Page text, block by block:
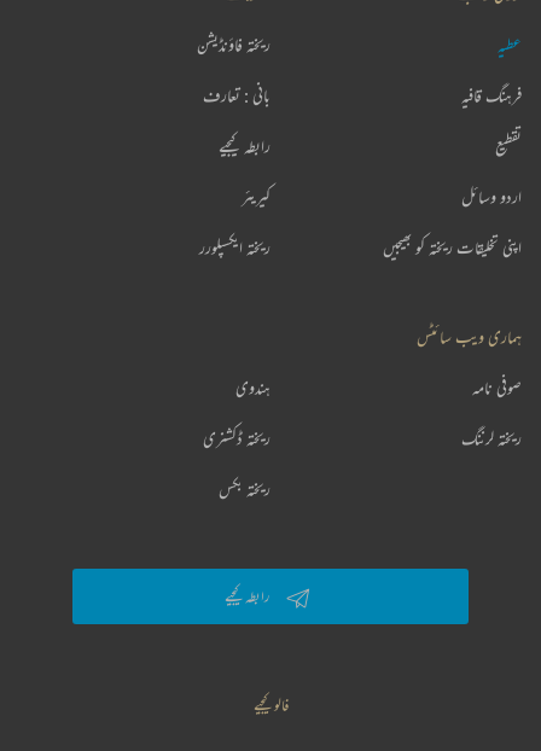
عطیہ
فرہنگ قافیہ
تقطیع
اردو وسائل
اپنی تخلیقات ریختہ کو بھیجیں
ریختہ فاؤنڈیشن
بانی : تعارف
رابطہ کیجیے
کیریئر
ریختہ ایکسپلورر
ہماری ویب سائٹس
ہندوی صوفی نامہ
ریختہ ڈکشنری ریختہ لرننگ
ریختہ بکس
رابطہ کیجیے
فالو کیجیے